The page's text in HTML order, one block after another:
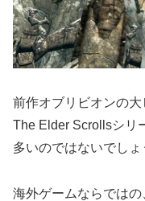
前作オブリビオンの
The Elder Scrollsシリ
多いのではないでしょ
海外ゲームならでは